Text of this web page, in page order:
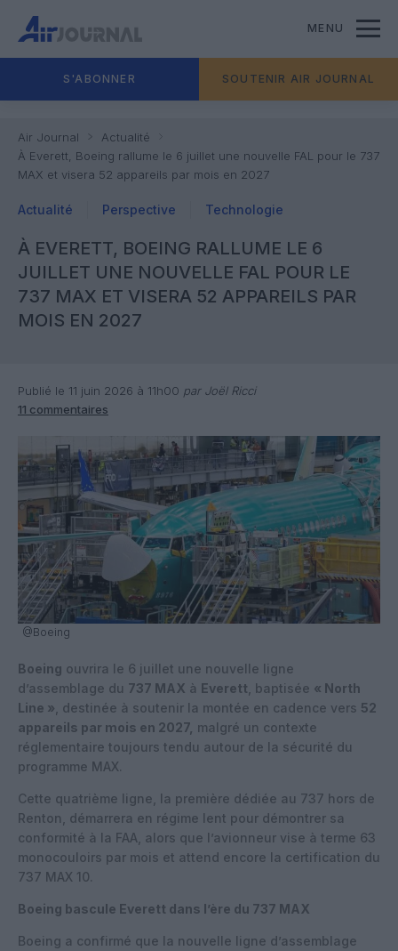
MENU
S'ABONNER SOUTENIR AIR JOURNAL
Air Journal
Actualité
À Everett, Boeing rallume le 6 juillet une nouvelle FAL pour le 737
MAX et visera 52 appareils par mois en 2027
Actualité Perspective Technologie
À EVERETT, BOEING RALLUME LE 6
JUILLET UNE NOUVELLE FAL POUR LE
737 MAX ET VISERA 52 APPAREILS PAR
MOIS EN 2027
Publié le 11 juin 2026 à 11h00 par Joël Ricci
11 commentaires
@Boeing
Boeing ouvrira le 6 juillet une nouvelle ligne
d’assemblage du 737 MAX à Everett , baptisée « North
Line » , destinée à soutenir la montée en cadence vers 52
appareils par mois en 2027, malgré un contexte
réglementaire toujours tendu autour de la sécurité du
programme MAX.
Cette quatrième ligne, la première dédiée au 737 hors de
Renton, démarrera en régime lent pour démontrer sa
conformité à la FAA, alors que l’avionneur vise à terme 63
monocouloirs par mois et attend encore la certification du
737 MAX 10.
Boeing bascule Everett dans l’ère du 737 MAX
Boeing a confirmé que la nouvelle ligne d’assemblage